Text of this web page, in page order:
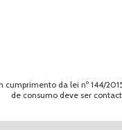
cumprimento da lei nº 144/
de consumo deve ser